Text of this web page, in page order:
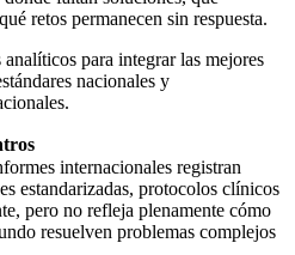
retos permanecen sin respuesta.
para integrar las mejores
nacionales y
internacionales registran
estandarizadas, protocolos clínicos
pero no refleja plenamente cómo
resuelven problemas complejos